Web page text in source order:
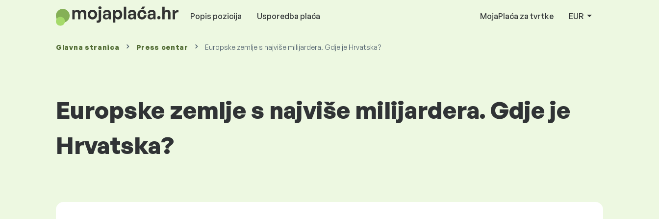
Popis pozicija Usporedba plaća MojaPlaća za tvrtke EUR
Glavna stranica Press centar Europske zemlje s najviše milijardera. Gdje je Hrvatska?
Europske zemlje s najviše milijardera. Gdje je
Hrvatska?